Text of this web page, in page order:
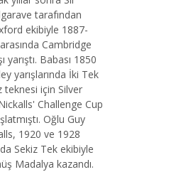
tarafından
ekibiyle 1887-
Cambridge
yarıştı. Babası 1850
yarışlarında İki Tek
teknesi için Silver
Challenge Cup
Oğlu Guy
1920 ve 1928
Sekiz Tek ekibiyle
Madalya kazandı.